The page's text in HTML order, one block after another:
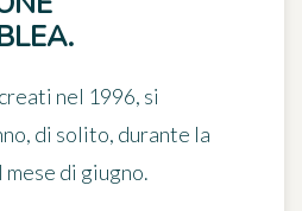
nel 1996, si
di solito, durante la
di giugno.